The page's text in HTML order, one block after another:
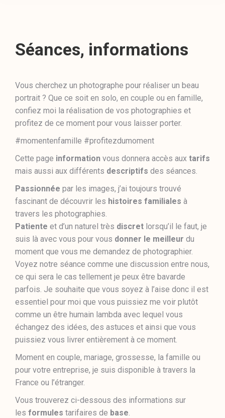
Séances, informations
Vous cherchez un photographe pour réaliser un beau
portrait ? Que ce soit en solo, en couple ou en famille,
confiez moi la réalisation de vos photographies et
profitez de ce moment pour vous laisser porter.
#momentenfamille #profitezdumoment
Cette page information vous donnera accès aux tarifs
mais aussi aux différents descriptifs des séances.
Passionnée par les images, j’ai toujours trouvé
fascinant de découvrir les histoires familiales à
travers les photographies.
Patiente et d’un naturel très discret lorsqu’il le faut, je
suis là avec vous pour vous donner le meilleur du
moment que vous me demandez de photographier.
Voyez notre séance comme une discussion entre nous,
ce qui sera le cas tellement je peux être bavarde
parfois. Je souhaite que vous soyez à l’aise donc il est
essentiel pour moi que vous puissiez me voir plutôt
comme un être humain lambda avec lequel vous
échangez des idées, des astuces et ainsi que vous
puissiez vous livrer entièrement à ce moment.
Moment en couple, mariage, grossesse, la famille ou
pour votre entreprise, je suis disponible à travers la
France ou l’étranger.
Vous trouverez ci-dessous des informations sur
les formules tarifaires de base.